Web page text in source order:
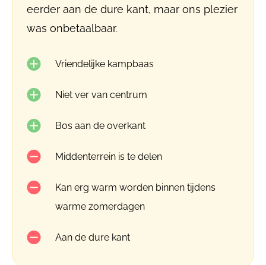
eerder aan de dure kant, maar ons plezier
was onbetaalbaar.
Vriendelijke kampbaas
Niet ver van centrum
Bos aan de overkant
Middenterrein is te delen
Kan erg warm worden binnen tijdens
warme zomerdagen
Aan de dure kant